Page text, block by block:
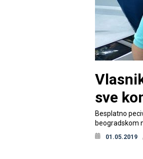
sve
Besplatno
beogradskom
01.05.2019